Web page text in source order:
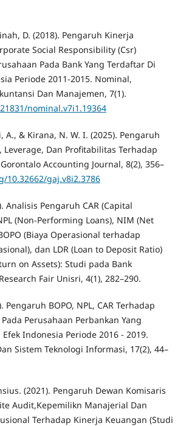
D. (2018). Pengaruh Kinerja
Social Responsibility (Csr)
Pada Bank Yang Terdaftar Di
Periode 2011-2015. Nominal,
Dan Manajemen, 7(1).
nominal.v7i1.19364
A., & Kirana, N. W. I. (2025). Pengaruh
Leverage, Dan Profitabilitas Terhadap
Accounting Journal, 8(2), 356–
10.32662/gaj.v8i2.3786
Analisis Pengaruh CAR (Capital
(Non-Performing Loans), NIM (Net
(Biaya Operasional terhadap
dan LDR (Loan to Deposit Ratio)
on Assets): Studi pada Bank
Fair Unisri, 4(1), 282–290.
Pengaruh BOPO, NPL, CAR Terhadap
Perusahaan Perbankan Yang
Indonesia Periode 2016 - 2019.
Sistem Teknologi Informasi, 17(2), 44–
(2021). Pengaruh Dewan Komisaris
Audit,Kepemilikn Manajerial Dan
Terhadap Kinerja Keuangan (Studi